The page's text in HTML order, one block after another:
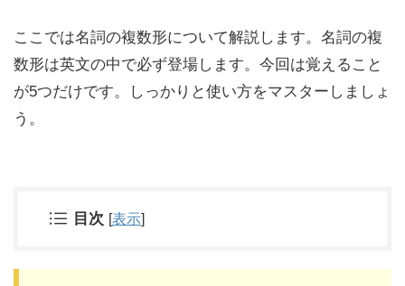
ここでは名詞の複数形について解説します。名詞の複
数形は英文の中で必ず登場します。今回は覚えること
が5つだけです。しっかりと使い方をマスターしましょ
う。
目次 [表示]